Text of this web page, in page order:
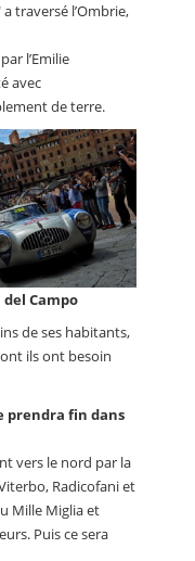
traversé l’Ombrie,
l’Emilie
avec
de terre.
del Campo
de ses habitants,
ils ont besoin
prendra fin dans
vers le nord par la
Radicofani et
Mille Miglia et
Puis ce sera